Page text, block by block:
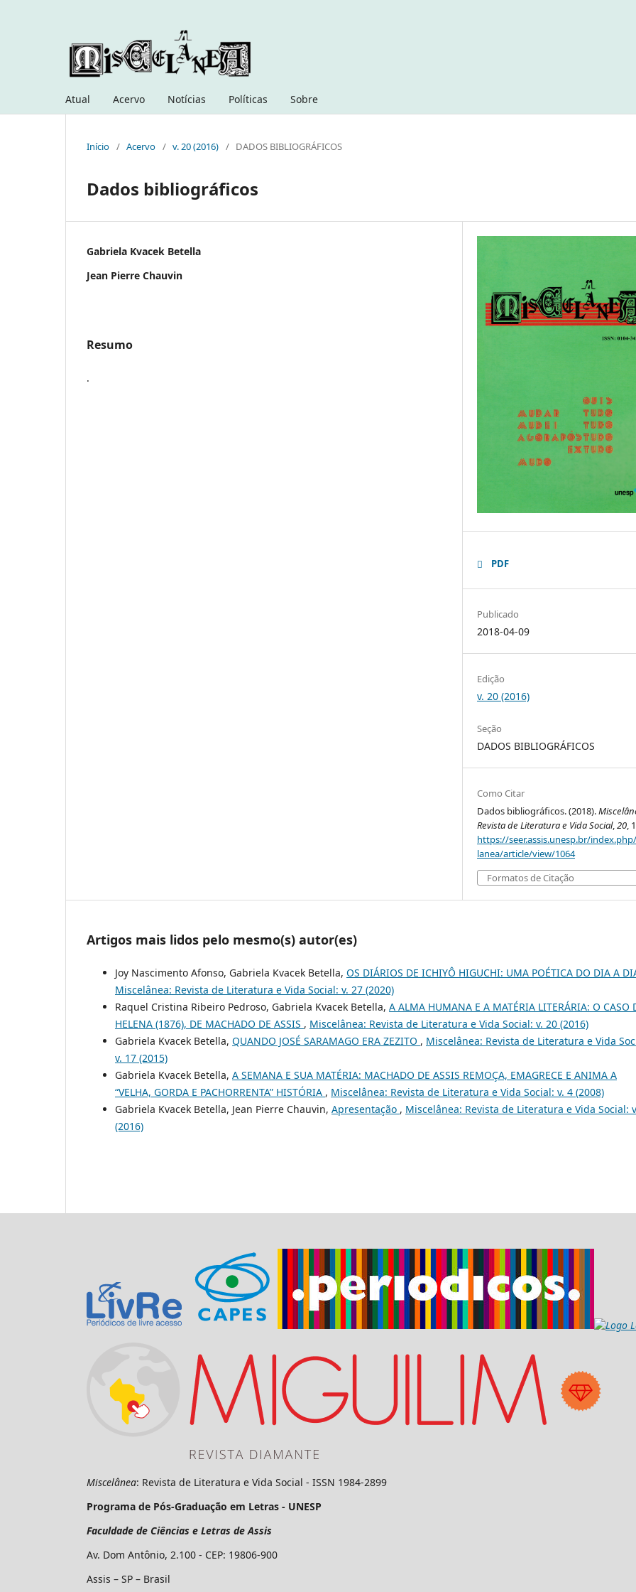
Atual Acervo Notícias Políticas Sobre
Início / Acervo / v. 20 (2016) / DADOS BIBLIOGRÁFICOS
Dados bibliográficos
Gabriela Kvacek Betella
Jean Pierre Chauvin
Resumo
.
PDF
Publicado
2018-04-09
Edição
v. 20 (2016)
Seção
DADOS BIBLIOGRÁFICOS
Como Citar
Dados bibliográficos. (2018).
Revista de Literatura e Vida Social,20,
https://seer.assis.unesp.br/
lanea/article/view/1064
Formatos de Citação
Artigos mais lidos pelo mesmo(s) autor(es)
Joy Nascimento Afonso, Gabriela Kvacek Betella, OS DIÁRIOS DE ICHIYÔ HIGUCHI: UMA POÉTICA DO DIA A
Miscelânea: Revista de Literatura e Vida Social: v. 27 (2020)
Raquel Cristina Ribeiro Pedroso, Gabriela Kvacek Betella, A ALMA HUMANA E A MATÉRIA LITERÁRIA: O CASO
HELENA (1876), DE MACHADO DE ASSIS , Miscelânea: Revista de Literatura e Vida Social: v. 20 (2016)
Gabriela Kvacek Betella, QUANDO JOSÉ SARAMAGO ERA ZEZITO , Miscelânea: Revista de Literatura e Vida
v. 17 (2015)
Gabriela Kvacek Betella, A SEMANA E SUA MATÉRIA: MACHADO DE ASSIS REMOÇA, EMAGRECE E ANIMA A
“VELHA, GORDA E PACHORRENTA” HISTÓRIA , Miscelânea: Revista de Literatura e Vida Social: v. 4 (2008)
Gabriela Kvacek Betella, Jean Pierre Chauvin, Apresentação , Miscelânea: Revista de Literatura e Vida Social:
(2016)
Miscelânea: Revista de Literatura e Vida Social - ISSN 1984-2899
Programa de Pós-Graduação em Letras - UNESP
Faculdade de Ciências e Letras de Assis
Av. Dom Antônio, 2.100 - CEP: 19806-900
Assis – SP – Brasil